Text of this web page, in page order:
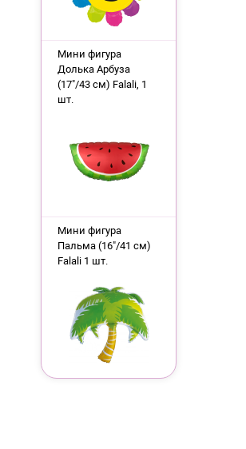
Мини фигура
Долька Арбуза
(17"/43 см) Falali, 1
шт.
Мини фигура
Пальма (16"/41 см)
Falali 1 шт.